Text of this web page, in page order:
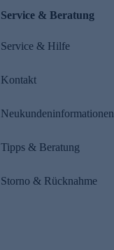
Service & Beratung
Service & Hilfe
Kontakt
Neukundeninformationen
Tipps & Beratung
Storno & Rücknahme